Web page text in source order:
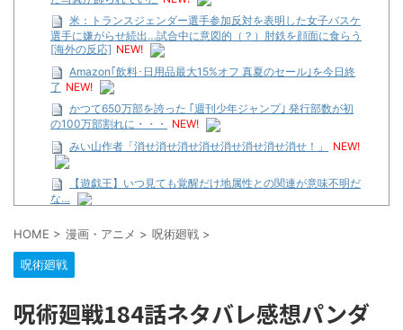
米：トランスジェンダー選手参加反対を表明した女子バスケ
選手に嫌がらせ続出…試合中に意図的（？）肘鉄を顔面に食らう
[海外の反応] NEW!
Amazon｢飲料･日用品最大15%オフ 真夏のセール｣を今日終
了 NEW!
かつて650万部を誇った ｢週刊少年ジャンプ｣ 発行部数が初
の100万部割れに・・・
NEW!
みい山作者「消せ消せ消せ消せ消せ消せ消せ消せ！」
NEW!
【遊戯王】いつ見ても覚醒だけ地属性との関連が意味不明だ
な…
【遊戯王】いつ見ても覚醒だけ地属性との関連が意味不明だ
な…
「洋画に日本版主題歌は必要か?」論争
【ギャルゲ】「千恋*万花」のアニメ化決定でKOTOKOが主
題歌歌うよ！
HOME > 漫画・アニメ > 呪術廻戦 >
呪術廻戦
呪術廻戦184話ネタバレ感想パンダ